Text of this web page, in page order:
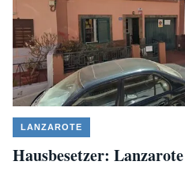
LANZAROTE
Hausbesetzer: